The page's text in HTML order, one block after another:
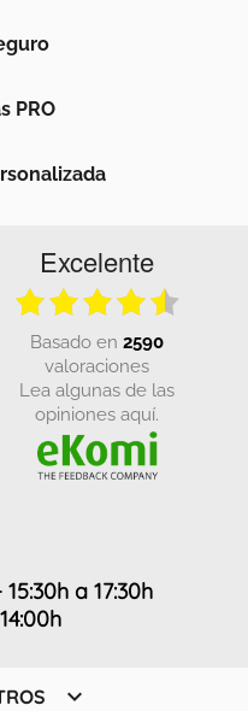
PRO
Excelente
basado en 2590
valoraciones
Lea algunas de las
opiniones aquí.
a 17:30h
